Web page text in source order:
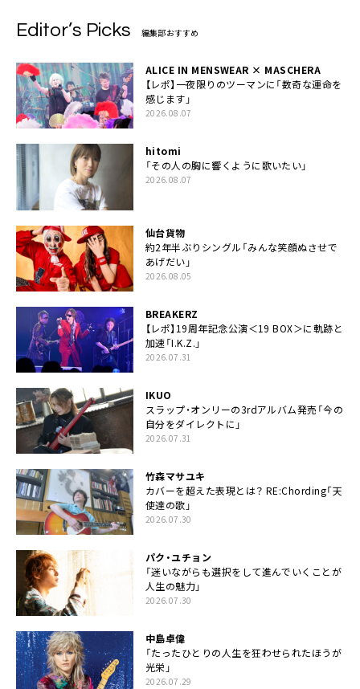
Editor’s Picks 編集部おすすめ
ALICE IN MENSWEAR × MASCHERA
【レポ】一夜限りのツーマンに「数奇な運命を
感じます」
2026.08.07
hitomi
「その人の胸に響くように歌いたい」
2026.08.07
仙台貨物
約2年半ぶりシングル「みんな笑顔ぬさせで
あげだい」
2026.08.05
BREAKERZ
【レポ】19周年記念公演＜19 BOX＞に軌跡と
加速「I.K.Z.」
2026.07.31
IKUO
スラップ・オンリーの3rdアルバム発売「今の
自分をダイレクトに」
2026.07.31
竹森マサユキ
カバーを超えた表現とは？ RE:Chording「天
使達の歌」
2026.07.30
パク・ユチョン
「迷いながらも選択をして進んでいくことが
人生の魅力」
2026.07.30
中島卓偉
「たったひとりの人生を狂わせられたほうが
光栄」
2026.07.29